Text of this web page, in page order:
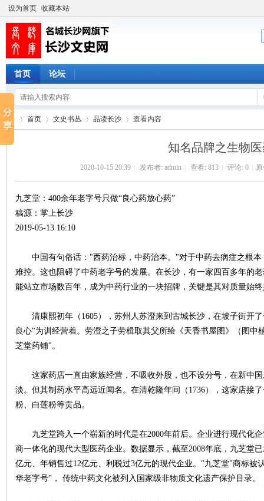
设为首页 收藏本站
首页 论坛
首页 文史书丛
›
品读长沙
›
查看内容
知名品牌之生物
2020-10-15 20:39 发布者: admin 查看: 813 评论: 0
九芝堂：400余年老字号只做“良心药放心药”
稿源：掌上长沙
2019-05-13 16:10
中国有句俗话："西药治标，中药治本。"对于中药去病症之根本
难控。这也阻碍了中药老字号的发展。在长沙，有一家四百多年的
能站立市场数百年，成为中药行业的一块招牌，关键是其对质量始
清康熙初年（1605），苏州人苏澄来到古城长沙，在坡子街开
良心"为训经营着。劳澄之子劳楫取其父所绘《天香书屋图》（图
芝堂药铺"。
这家药店一直由家族经营，不吸收外股，也不设分号，在新中国
淡。但其制药水平高远近闻名。在清乾隆年间（1736），这家店
粉、白莲粉等贡品。
九芝堂跨入一个崭新的时代是在2000年前后。企业进行现代化企
商一体化的现代大型医药企业。数据显示，截至2008年底，九芝堂
亿元、年销售过12亿元、利税过3亿元的现代企业。"九芝堂"商标
华老字号"， 传统中药文化被列入国家级非物质文化遗产保护目录。